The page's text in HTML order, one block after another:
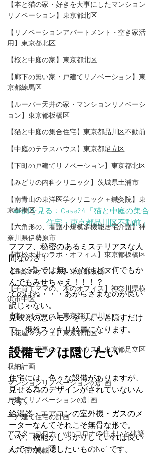
【本と猫の家・好きを大事にしたマンション
リノベーション】東京都北区
【リノベーションアパートメント・空き家活
用】東京都北区
【桜と中庭の家】東京都北区
【廊下の無い家・戸建てリノベーション】東
京都練馬区
【ルーバー天井の家・マンションリノベーシ
ョン】東京都板橋区
【猫と中庭の集合住宅】東京都品川区不動前
【中庭のテラスハウス】東京都足立区
【下町の戸建てリノベーション】東京都北区
【みどりの内科クリニック】茨城県土浦市
【​南青山の東洋医学クリニック＋鍼灸院】東
京都港区
【六角形の、看護小規模多機能居宅介護】神
奈川県伊勢原市
【市松天井のラボ・オフィス】東京都板橋区
【曲線のオフィス】東京都板橋区
【子育てママの、木のオフィス】神奈川県横
浜市中区
【青のオフィス】東京都江戸川区
【花屋＆カフェ】東京都北区
【収納と家事のテラスハウス】東京都足立区
収納計画
マンションリノベーションの計画
戸建てリノベーションの計画
一戸建て住宅の計画
アフターコロナ・withコロナの住まいと建築
メディア掲載
事例を見る：Case24「猫と中庭の集合
住宅・東京都品川区不動前」
フフフ、秘密のあるミステリアスな人
間なのさ！
という訳では無いんだけど、何でもか
んでもみせちゃえ！！！？
てのはね・・・あからさまなのが良い
訳じゃない。
見映えの悪いモノをちょっと隠すだけ
で、俄然スッキリ綺麗になります。
設備モノは隠したい
住宅には、色々な設備がありますが、
見せる為のデザインがされていないん
です。
給湯器・エアコンの室外機・ガスのメ
ーターなんてそれこそ無骨な形で。
いや、機能がしっかりしていれば良い
んですが、隠したいものNo1です。